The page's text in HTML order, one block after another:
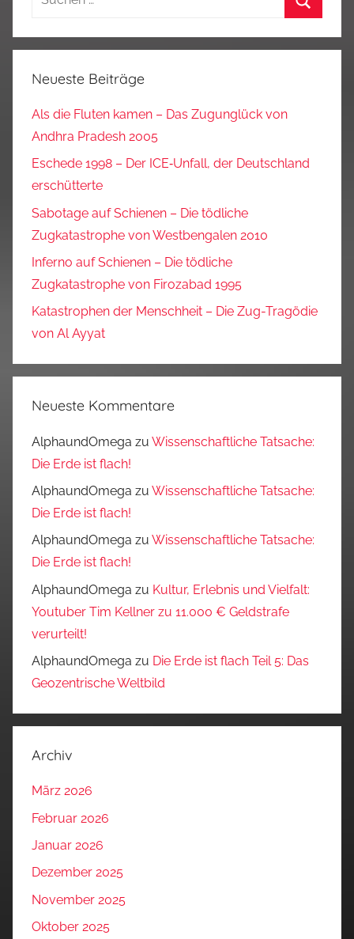
Neueste Beiträge
Als die Fluten kamen – Das Zugunglück von
Andhra Pradesh 2005
Eschede 1998 – Der ICE‑Unfall, der Deutschland
erschütterte
Sabotage auf Schienen – Die tödliche
Zugkatastrophe von Westbengalen 2010
Inferno auf Schienen – Die tödliche
Zugkatastrophe von Firozabad 1995
Katastrophen der Menschheit – Die Zug-Tragödie
von Al Ayyat
Neueste Kommentare
AlphaundOmega zu Wissenschaftliche Tatsache:
Die Erde ist flach!
AlphaundOmega zu Wissenschaftliche Tatsache:
Die Erde ist flach!
AlphaundOmega zu Wissenschaftliche Tatsache:
Die Erde ist flach!
AlphaundOmega zu Kultur, Erlebnis und Vielfalt:
Youtuber Tim Kellner zu 11.000 € Geldstrafe
verurteilt!
AlphaundOmega zu Die Erde ist flach Teil 5: Das
Geozentrische Weltbild
Archiv
März 2026
Februar 2026
Januar 2026
Dezember 2025
November 2025
Oktober 2025